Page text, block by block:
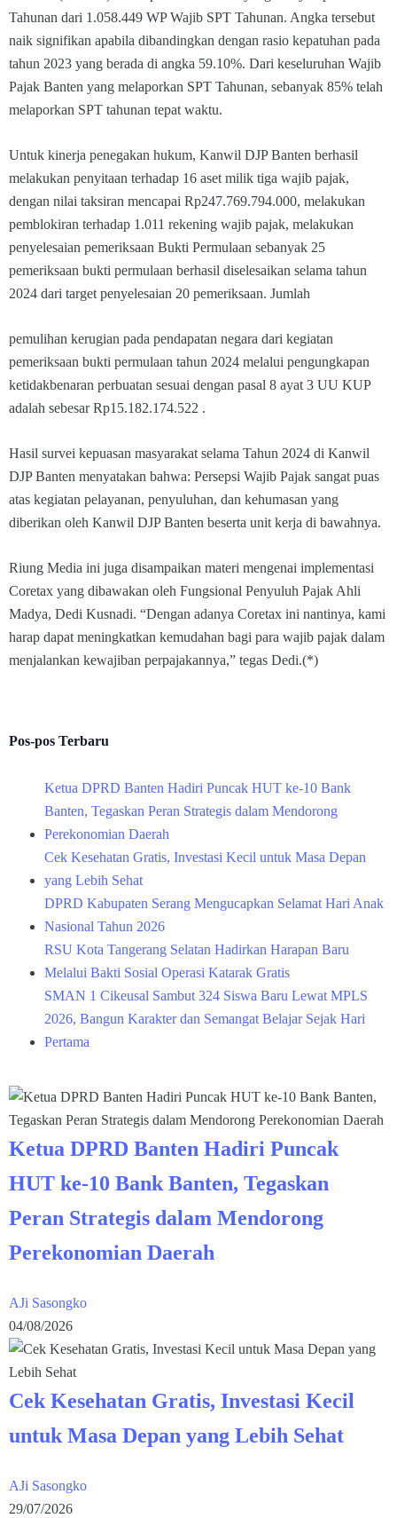
Tahunan dari 1.058.449 WP Wajib SPT Tahunan. Angka tersebut
naik signifikan apabila dibandingkan dengan rasio kepatuhan pada
tahun 2023 yang berada di angka 59.10%. Dari keseluruhan Wajib
Pajak Banten yang melaporkan SPT Tahunan, sebanyak 85% telah
melaporkan SPT tahunan tepat waktu.
Untuk kinerja penegakan hukum, Kanwil DJP Banten berhasil
melakukan penyitaan terhadap 16 aset milik tiga wajib pajak,
dengan nilai taksiran mencapai Rp247.769.794.000, melakukan
pemblokiran terhadap 1.011 rekening wajib pajak, melakukan
penyelesaian pemeriksaan Bukti Permulaan sebanyak 25
pemeriksaan bukti permulaan berhasil diselesaikan selama tahun
2024 dari target penyelesaian 20 pemeriksaan. Jumlah
pemulihan kerugian pada pendapatan negara dari kegiatan
pemeriksaan bukti permulaan tahun 2024 melalui pengungkapan
ketidakbenaran perbuatan sesuai dengan pasal 8 ayat 3 UU KUP
adalah sebesar Rp15.182.174.522 .
Hasil survei kepuasan masyarakat selama Tahun 2024 di Kanwil
DJP Banten menyatakan bahwa: Persepsi Wajib Pajak sangat puas
atas kegiatan pelayanan, penyuluhan, dan kehumasan yang
diberikan oleh Kanwil DJP Banten beserta unit kerja di bawahnya.
Riung Media ini juga disampaikan materi mengenai implementasi
Coretax yang dibawakan oleh Fungsional Penyuluh Pajak Ahli
Madya, Dedi Kusnadi. “Dengan adanya Coretax ini nantinya, kami
harap dapat meningkatkan kemudahan bagi para wajib pajak dalam
menjalankan kewajiban perpajakannya,” tegas Dedi.(*)
Pos-pos Terbaru
Ketua DPRD Banten Hadiri Puncak HUT ke-10 Bank
Banten, Tegaskan Peran Strategis dalam Mendorong
Perekonomian Daerah
Cek Kesehatan Gratis, Investasi Kecil untuk Masa Depan
yang Lebih Sehat
DPRD Kabupaten Serang Mengucapkan Selamat Hari Anak
Nasional Tahun 2026
RSU Kota Tangerang Selatan Hadirkan Harapan Baru
Melalui Bakti Sosial Operasi Katarak Gratis
SMAN 1 Cikeusal Sambut 324 Siswa Baru Lewat MPLS
2026, Bangun Karakter dan Semangat Belajar Sejak Hari
Pertama
Ketua DPRD Banten Hadiri Puncak
HUT ke-10 Bank Banten, Tegaskan
Peran Strategis dalam Mendorong
Perekonomian Daerah
AJi Sasongko
04/08/2026
Cek Kesehatan Gratis, Investasi Kecil
untuk Masa Depan yang Lebih Sehat
AJi Sasongko
29/07/2026